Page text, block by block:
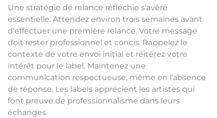
Une stratégie de relance réfléchie s'avère
essentielle. Attendez environ trois semaines avant
d'effectuer une première relance. Votre message
doit rester professionnel et concis. Rappelez le
contexte de votre envoi initial et réitérez votre
intérêt pour le label. Maintenez une
communication respectueuse, même en l'absence
de réponse. Les labels apprécient les artistes qui
font preuve de professionnalisme dans leurs
échanges.